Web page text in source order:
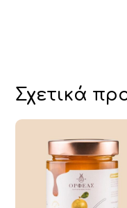
Σχετικά